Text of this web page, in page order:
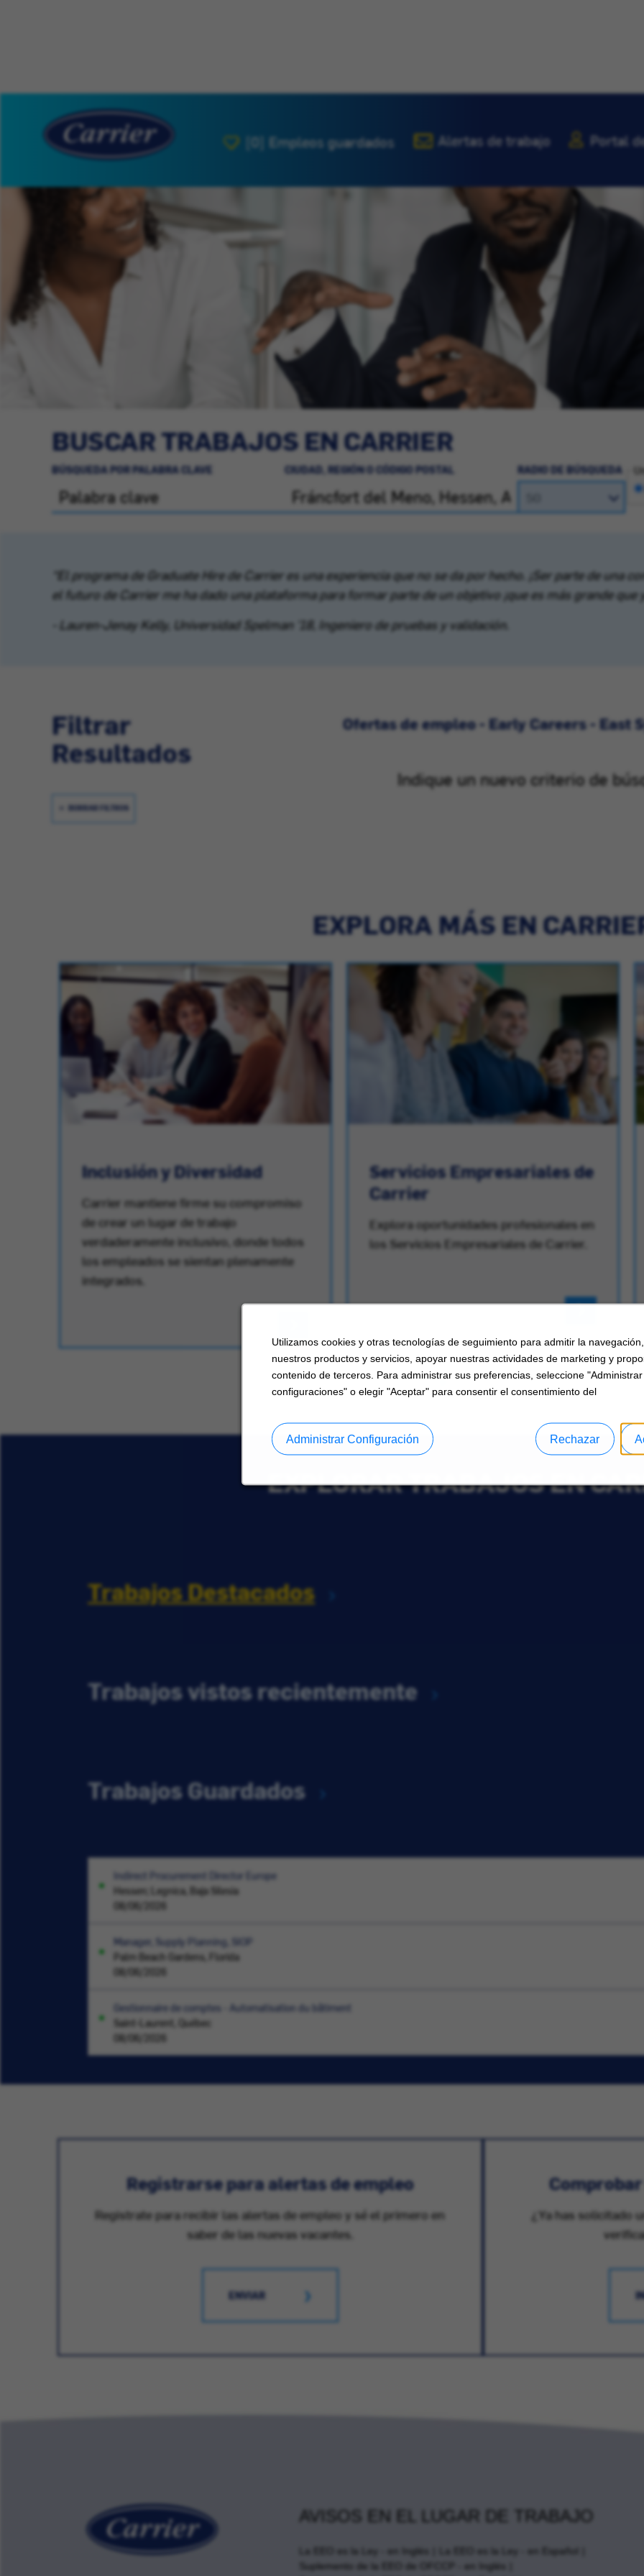
Utilizamos cookies y otras tecnologías de seguimiento para admitir la
nuestros productos y servicios, apoyar nuestras actividades de marketing y
contenido de terceros. Para administrar sus preferencias, seleccione "Administrar
configuraciones" o elegir "Aceptar" para consentir el consentimiento del
Rechazar
Administrar Configuración
[0]Empleos guardados Alertas de trabajo Portal
BUSCAR TRABAJOS EN CARRIER
BÚSQUEDA POR PALABRA CLAVE CIUDAD, REGIÓN O CÓDIGO POSTAL RADIO DE BÚSQUEDA
“El programa de Graduate Hire de Carrier es una experiencia que no se da por hecho. ¡Ser parte de una
el futuro de Carrier me ha dado una plataforma para formar parte de un objetivo ¡que es más grande que
- Lauren-Jenay Kelly, Universidad Spelman '18, Ingeniero de pruebas y validación.
Filtrar
Resultados
BORRAR FILTROS
Ofertas de empleo - Early Careers - East
Indique un nuevo criterio de
EXPLORA MÁS EN
Inclusión y Diversidad
Carrier mantiene firme su compromiso
de crear un lugar de trabajo
verdaderamente inclusivo, donde todos
los empleados se sientan plenamente
integrados.
Servicios Empresariales de
Carrier
Explora oportunidades profesionales en
los Servicios Empresariales de Carrier.
EXPLORAR TRABAJOS EN
Trabajos Destacados
Trabajos vistos recientemente
Trabajos Guardados
Indirect Procurement Director Europe
Hessen; Legnica, Baja Silesia
08/06/2026
Manager, Supply Planning, SIOP
Palm Beach Gardens, Florida
08/06/2026
Gestionnaire de comptes - Automatisation du bâtiment
Saint-Laurent, Québec
08/06/2026
Registrarse para alertas de empleo
Registrate para recibir las alertas de empleo y sé el primero en
saber de las nuevas vacantes.
ENVIAR
¿Ya has solicitado
AVISOS EN EL LUGAR DE TRABAJO
La EEO es la Ley - en Inglés
La EEO es la Ley - en Español
Suplemento de la EEO de OFCCP - en Inglés